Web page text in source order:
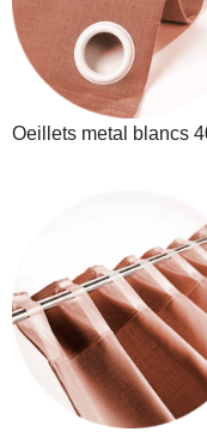
Oeillets metal blancs